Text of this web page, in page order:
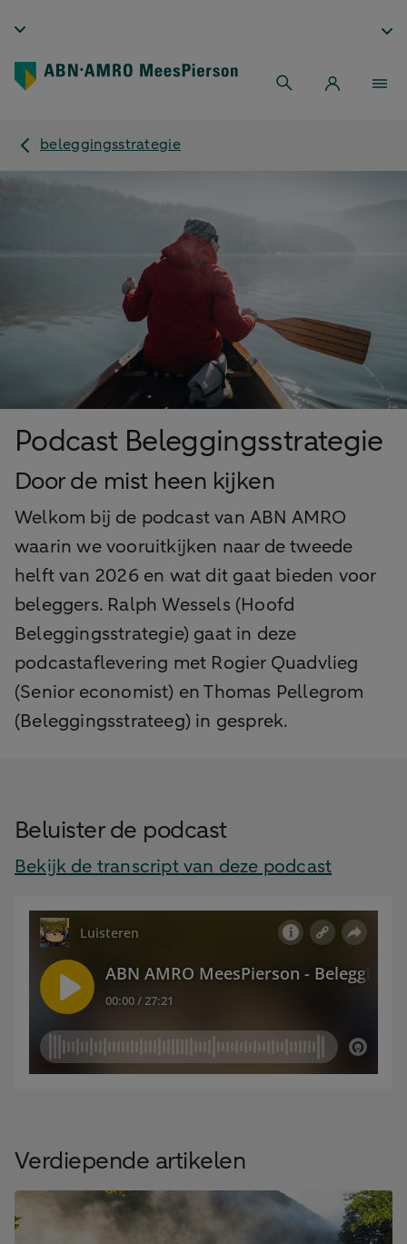
beleggingsstrategie
Podcast Beleggingsstrategie
Door de mist heen kijken
Welkom bij de podcast van ABN AMRO
waarin we vooruitkijken naar de tweede
helft van 2026 en wat dit gaat bieden voor
beleggers. Ralph Wessels (Hoofd
Beleggingsstrategie) gaat in deze
podcastaflevering met Rogier Quadvlieg
(Senior economist) en Thomas Pellegrom
(Beleggingsstrateeg) in gesprek.
Beluister de podcast
Bekijk de transcript van deze podcast
Verdiepende artikelen